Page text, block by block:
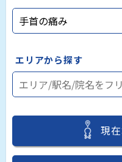
エリアから探す
現